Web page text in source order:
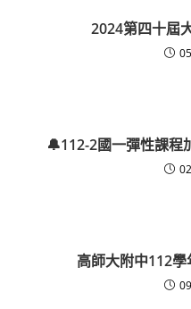
2024第四十屆
🔔112-2國一彈性課程
高師大附中112